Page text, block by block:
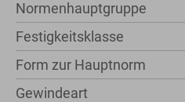
Normenhauptgruppe
Festigkeitsklasse
Form zur Hauptnorm
Gewindeart